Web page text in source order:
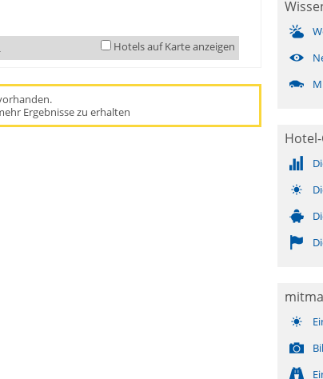
Hotels auf Karte anzeigen
Ergebnisse zu erhalten